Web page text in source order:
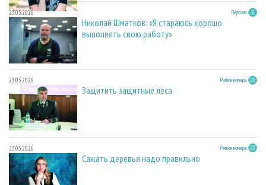
23.03.2026 Персона
Николай Шматков: «Я стараюсь хорошо
выполнять свою работу»
23.03.2026 Регион номера
Защитить защитные леса
23.03.2026 Регион номера
Сажать деревья надо правильно